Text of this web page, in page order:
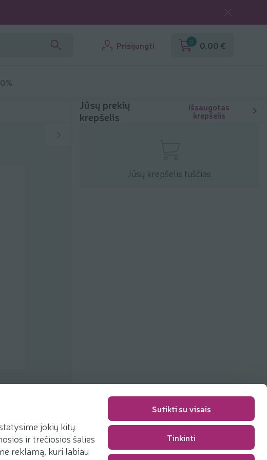
jokių kitų
ir trečiosios šalies
reklamą, kuri labiau
Sutikti su visais
Tinkinti
Prisijungti 0 0,00 €
Jūsų prekių
krepšelis
Išsaugotas
krepšelis
Jūsų krepšelis tuščias
Pakavimo mokestis 0,00 €